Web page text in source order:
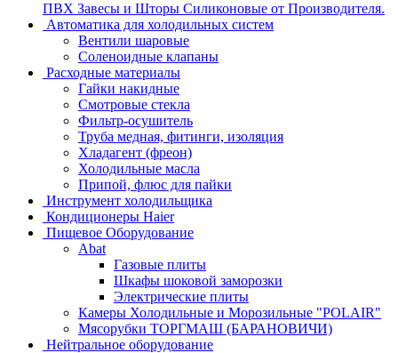
ПВХ Завесы и Шторы Силиконовые от Производителя.
Автоматика для холодильных систем
Вентили шаровые
Соленоидные клапаны
Расходные материалы
Гайки накидные
Смотровые стекла
Фильтр-осушитель
Труба медная, фитинги, изоляция
Хладагент (фреон)
Холодильные масла
Припой, флюс для пайки
Инструмент холодильщика
Кондиционеры Haier
Пищевое Оборудование
Abat
Газовые плиты
Шкафы шоковой заморозки
Электрические плиты
Камеры Холодильные и Морозильные "POLAIR"
Мясорубки ТОРГМАШ (БАРАНОВИЧИ)
Нейтральное оборудование